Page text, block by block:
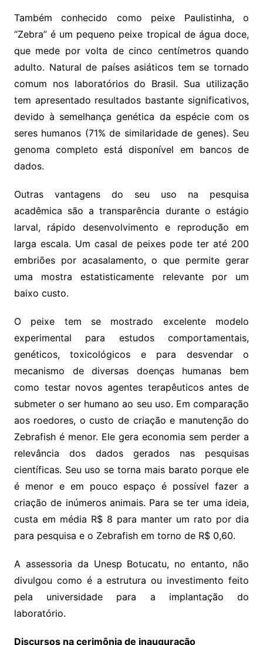
Também conhecido como peixe Paulistinha, o
“Zebra” é um pequeno peixe tropical de água doce,
que mede por volta de cinco centímetros quando
adulto. Natural de países asiáticos tem se tornado
comum nos laboratórios do Brasil. Sua utilização
tem apresentado resultados bastante significativos,
devido à semelhança genética da espécie com os
seres humanos (71% de similaridade de genes). Seu
genoma completo está disponível em bancos de
dados.
Outras vantagens do seu uso na pesquisa
acadêmica são a transparência durante o estágio
larval, rápido desenvolvimento e reprodução em
larga escala. Um casal de peixes pode ter até 200
embriões por acasalamento, o que permite gerar
uma mostra estatisticamente relevante por um
baixo custo.
O peixe tem se mostrado excelente modelo
experimental para estudos comportamentais,
genéticos, toxicológicos e para desvendar o
mecanismo de diversas doenças humanas bem
como testar novos agentes terapêuticos antes de
submeter o ser humano ao seu uso. Em comparação
aos roedores, o custo de criação e manutenção do
Zebrafish é menor. Ele gera economia sem perder a
relevância dos dados gerados nas pesquisas
científicas. Seu uso se torna mais barato porque ele
é menor e em pouco espaço é possível fazer a
criação de inúmeros animais. Para se ter uma ideia,
custa em média R$ 8 para manter um rato por dia
para pesquisa e o Zebrafish em torno de R$ 0,60.
A assessoria da Unesp Botucatu, no entanto, não
divulgou como é a estrutura ou investimento feito
pela universidade para a implantação do
laboratório.
Discursos na cerimônia de inauguração